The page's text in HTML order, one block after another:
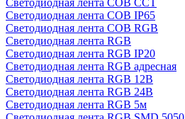
Светодиодная лента COB CCT
Светодиодная лента COB IP65
Светодиодная лента COB RGB
Светодиодная лента RGB
Светодиодная лента RGB IP20
Светодиодная лента RGB адресная
Светодиодная лента RGB 12В
Светодиодная лента RGB 24В
Светодиодная лента RGB 5м